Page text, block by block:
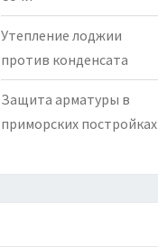
Утепление лоджии
против конденсата
Защита арматуры в
приморских постройках